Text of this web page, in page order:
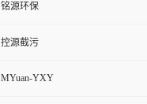
铭源环保
控源截污
MYuan-YXY